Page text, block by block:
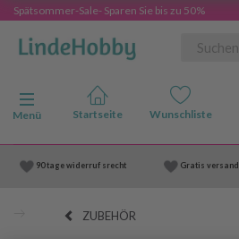
Spätsommer-Sale- Sparen Sie bis zu 50%
Anzeige ändern
Menü
90 tage widerruf srecht Gratis versand
ZUBEHÖR